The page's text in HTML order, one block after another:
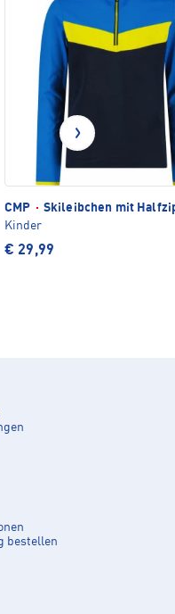
CMP · Skileibchen mit
Kinder
€ 29,99
bestellen